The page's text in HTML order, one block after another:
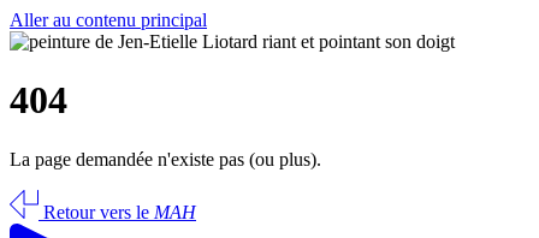
Aller au contenu principal
404
La page demandée n'existe pas (ou plus).
Retour vers le MAH